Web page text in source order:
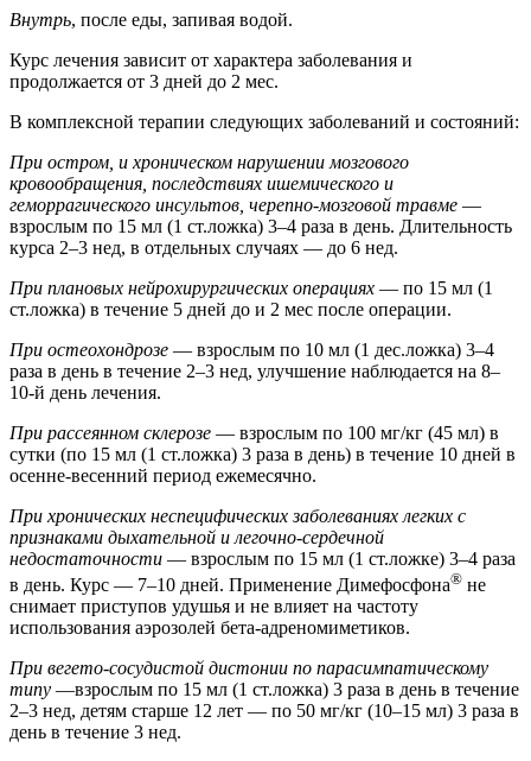
Внутрь, после еды, запивая водой.
Курс лечения зависит от характера заболевания и
продолжается от 3 дней до 2 мес.
В комплексной терапии следующих заболеваний и состояний:
При остром, и хроническом нарушении мозгового
кровообращения, последствиях ишемического и
геморрагического инсультов, черепно-мозговой травме —
взрослым по 15 мл (1 ст.ложка) 3–4 раза в день. Длительность
курса 2–3 нед, в отдельных случаях — до 6 нед.
При плановых нейрохирургических операциях — по 15 мл (1
ст.ложка) в течение 5 дней до и 2 мес после операции.
При остеохондрозе — взрослым по 10 мл (1 дес.ложка) 3–4
раза в день в течение 2–3 нед, улучшение наблюдается на 8–
10-й день лечения.
При рассеянном склерозе — взрослым по 100 мг/кг (45 мл) в
сутки (по 15 мл (1 ст.ложка) 3 раза в день) в течение 10 дней в
осенне-весенний период ежемесячно.
При хронических неспецифических заболеваниях легких с
признаками дыхательной и легочно-сердечной
недостаточности — взрослым по 15 мл (1 ст.ложке) 3–4 раза
в день. Курс — 7–10 дней. Применение Димефосфона® не
снимает приступов удушья и не влияет на частоту
использования аэрозолей бета-адреномиметиков.
При вегето-сосудистой дистонии по парасимпатическому
типу —взрослым по 15 мл (1 ст.ложка) 3 раза в день в течение
2–3 нед, детям старше 12 лет — по 50 мг/кг (10–15 мл) 3 раза в
день в течение 3 нед.